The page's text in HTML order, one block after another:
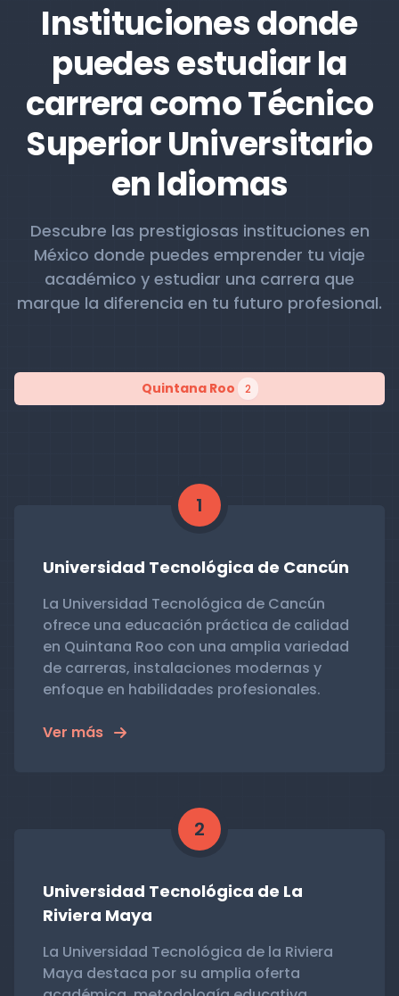
Instituciones donde
puedes estudiar la
carrera como Técnico
Superior Universitario
en Idiomas
Descubre las prestigiosas instituciones en
México donde puedes emprender tu viaje
académico y estudiar una carrera que
marque la diferencia en tu futuro profesional.
Quintana Roo 2
1
Universidad Tecnológica de Cancún
La Universidad Tecnológica de Cancún
ofrece una educación práctica de calidad
en Quintana Roo con una amplia variedad
de carreras, instalaciones modernas y
enfoque en habilidades profesionales.
Ver más
2
Universidad Tecnológica de La
Riviera Maya
La Universidad Tecnológica de la Riviera
Maya destaca por su amplia oferta